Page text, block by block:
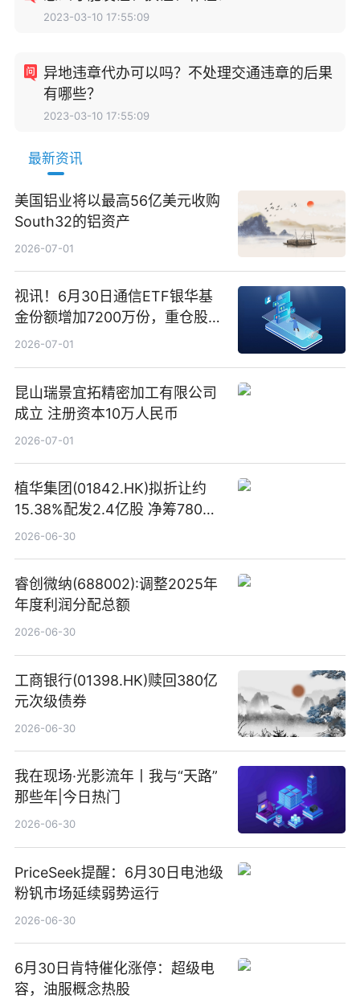
2023-03-10 17:55:09
异地违章代办可以吗？不处理交通违章的后果
有哪些？
2023-03-10 17:55:09
最新资讯
美国铝业将以最高56亿美元收购
South32的铝资产
2026-07-01
视讯！6月30日通信ETF银华基
金份额增加7200万份，重仓股新
易盛、中际旭创、立讯精密
2026-07-01
昆山瑞景宜拓精密加工有限公司
成立 注册资本10万人民币
2026-07-01
植华集团(01842.HK)拟折让约
15.38%配发2.4亿股 净筹780万
港元
2026-06-30
睿创微纳(688002):调整2025年
年度利润分配总额
2026-06-30
工商银行(01398.HK)赎回380亿
元次级债券
2026-06-30
我在现场·光影流年丨我与“天路”
那些年|今日热门
2026-06-30
PriceSeek提醒：6月30日电池级
粉钒市场延续弱势运行
2026-06-30
6月30日肯特催化涨停：超级电
容，油服概念热股